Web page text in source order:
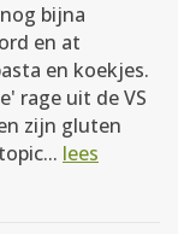
bijna
en at
en koekjes.
rage uit de VS
zijn gluten
lees